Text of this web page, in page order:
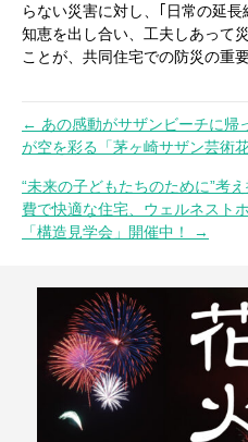
らない災害に対し、｢日常の延
知恵を出し合い、工夫しあって
ことが、共同住宅での防災の重
投
稿
ナ
ビ
ー
← あの感動がサザンビーチに帰
が空を彩る「茅ヶ崎サザン芸術
“未来の子どもたちのために”考
費で快適な住宅、ウェルネスト
「構造見学会」開催中！ →